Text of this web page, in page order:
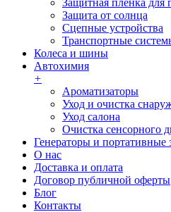
Защитная пленка для
Защита от солнца
Сцепные устройства
Транспортные
Колеса и шины
Автохимия
+
Ароматизаторы
Уход и очистка
Уход салона
Очистка сенсорного
Генераторы и портативные
О нас
Доставка и оплата
Договор публичной оферты
Блог
Контакты